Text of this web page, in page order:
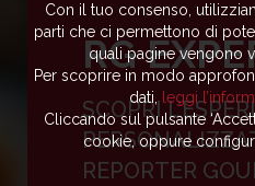
RG
SCOPRI
REPORTER
Con il tuo consenso,
parti che ci permettono di
quali pagine vengono
Per scoprire in modo
dati, leggi
Cliccando sul pulsante
cookie, oppure